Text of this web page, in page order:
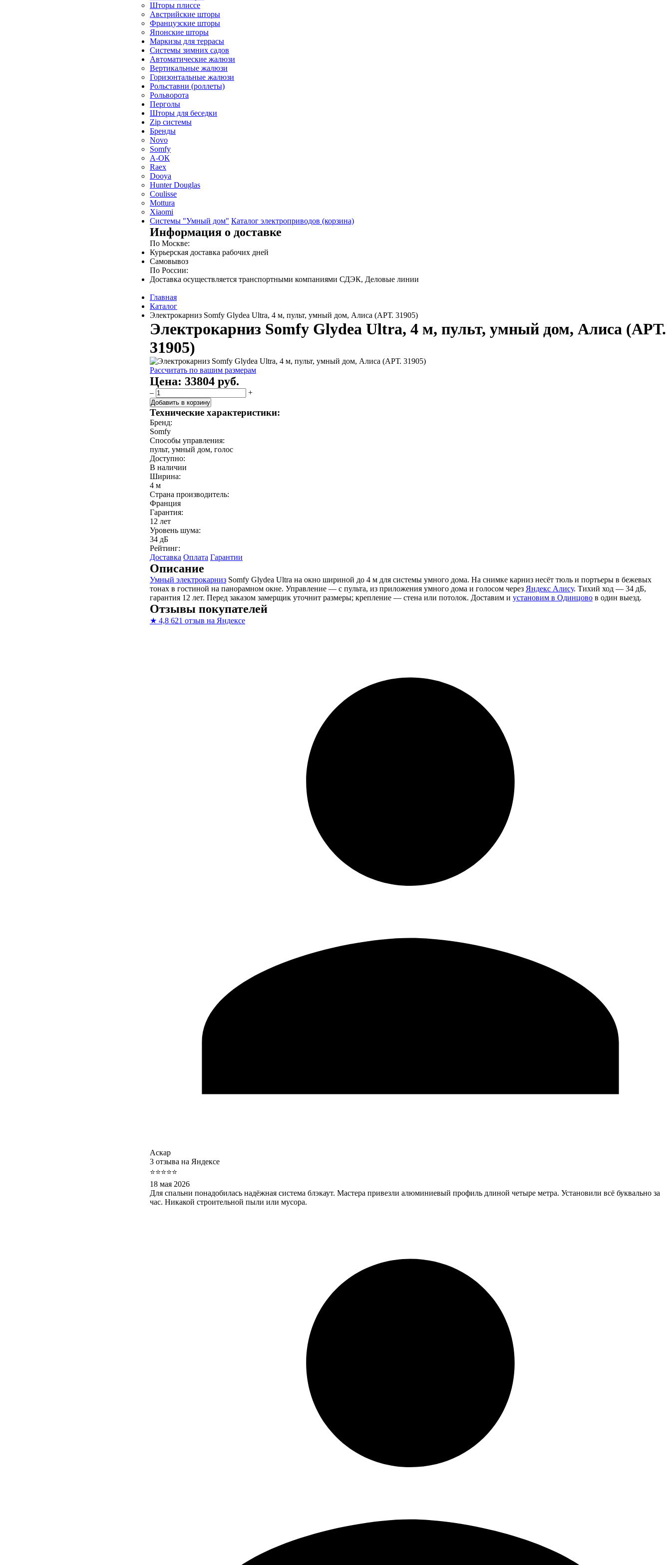
Шторы плиссе
Австрийские шторы
Французские шторы
Японские шторы
Маркизы для террасы
Системы зимних садов
Автоматические жалюзи
Вертикальные жалюзи
Горизонтальные жалюзи
Рольставни (роллеты)
Рольворота
Перголы
Шторы для беседки
Zip системы
Бренды
Novo
Somfy
А-ОК
Raex
Dooya
Hunter Douglas
Coulisse
Mottura
Xiaomi
Системы "Умный дом" Каталог электроприводов (корзина)
Информация о доставке
По Москве:
Курьерская доставка рабочих дней
Самовывоз
По России:
Доставка осуществляется транспортными компаниями СДЭК, Деловые линии
Главная
Каталог
Электрокарниз Somfy Glydea Ultra, 4 м, пульт, умный дом, Алиса (АРТ. 31905)
Электрокарниз Somfy Glydea Ultra, 4 м, пульт, умный дом, Алиса (АРТ.
31905)
Рассчитать по вашим размерам
Цена: 33804 руб.
– +
Добавить в корзину
Технические характеристики:
Бренд:
Somfy
Способы управления:
пульт, умный дом, голос
Доступно:
В наличии
Ширина:
4 м
Страна производитель:
Франция
Гарантия:
12 лет
Уровень шума:
34 дБ
Рейтинг:
Доставка Оплата Гарантии
Описание
Умный электрокарниз Somfy Glydea Ultra на окно шириной до 4 м для системы умного дома. На снимке карниз несёт тюль и портьеры в бежевых
тонах в гостиной на панорамном окне. Управление — с пульта, из приложения умного дома и голосом через Яндекс Алису. Тихий ход — 34 дБ,
гарантия 12 лет. Перед заказом замерщик уточнит размеры; крепление — стена или потолок. Доставим и установим в Одинцово в один выезд.
Отзывы покупателей
★ 4,8 621 отзыв на Яндексе
Аскар
3 отзыва на Яндексе
⭐⭐⭐⭐⭐
18 мая 2026
Для спальни понадобилась надёжная система блэкаут. Мастера привезли алюминиевый профиль длиной четыре метра. Установили всё буквально за
час. Никакой строительной пыли или мусора.